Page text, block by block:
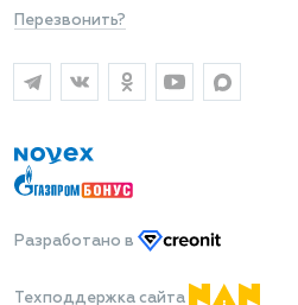
Перезвонить?
Разработано в
Техподдержка сайта